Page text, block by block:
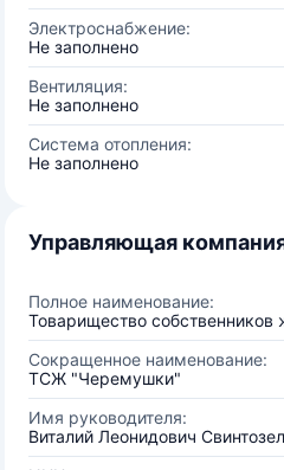
Электроснабжение:
Не заполнено
Вентиляция:
Не заполнено
Система отопления:
Не заполнено
Управляющая
Полное наименование:
Товарищество
Сокращенное наименование:
ТСЖ "Черемушки"
Имя руководителя:
Виталий Леонидович